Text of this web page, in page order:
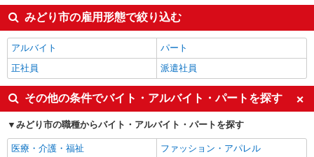
みどり市の雇用形態で絞り込む
アルバイト
パート
正社員
派遣社員
その他の条件でバイト・アルバイト・パートを探す
みどり市の職種からバイト・アルバイト・パートを探す
医療・介護・福祉
ファッション・アパレル